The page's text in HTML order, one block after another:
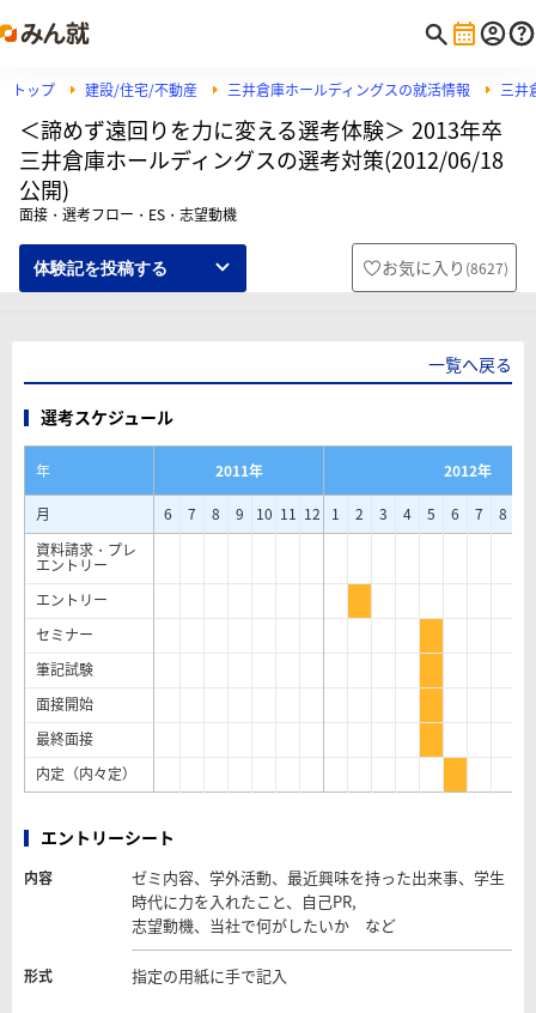
トップ 建設/住宅/不動産 三井倉庫ホールディングスの就活情報 三井
＜諦めず遠回りを力に変える選考体験＞ 2013年卒
三井倉庫ホールディングスの選考対策(2012/06/18
公開)
面接・選考フロー・ES・志望動機
体験記を投稿する お気に入り (8627)
一覧へ戻る
選考スケジュール
年 2011年
2012年
月
6 7 8 9 10 11 12 1 2 3 4 5 6 7 8
資料請求・プレ
エントリー
エントリー
セミナー
筆記試験
面接開始
最終面接
内定（内々定）
エントリーシート
内容
ゼミ内容、学外活動、最近興味を持った出来事、学生
時代に力を入れたこと、自己PR,
志望動機、当社で何がしたいか など
形式 指定の用紙に手で記入